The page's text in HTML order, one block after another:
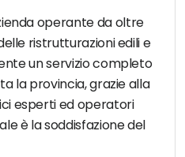
operante da oltre
ristrutturazioni edili e
un servizio completo
la provincia, grazie alla
esperti ed operatori
è la soddisfazione del